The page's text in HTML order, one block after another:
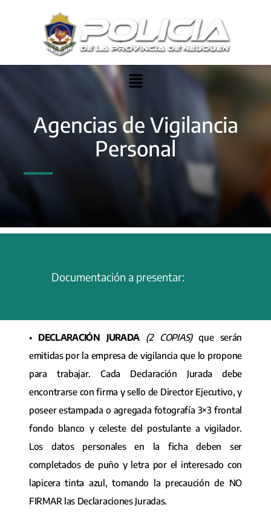
Menu
Agencias de Vigilancia
Personal
Documentación a presentar:
• DECLARACIÓN JURADA (2 COPIAS)que serán
emitidas por la empresa de vigilancia que lo propone
para trabajar. Cada Declaración Jurada debe
encontrarse con firma y sello de Director Ejecutivo, y
poseer estampada o agregada fotografía 3×3 frontal
fondo blanco y celeste del postulante a vigilador.
Los datos personales en la ficha deben ser
completados de puño y letra por el interesado con
lapicera tinta azul, tomando la precaución de NO
FIRMAR las Declaraciones Juradas.